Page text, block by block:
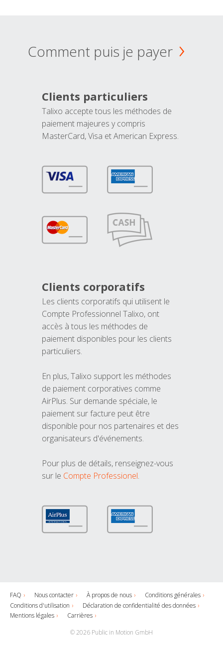
Comment puis je payer
Clients particuliers
Talixo accepte tous les méthodes de
paiement majeures y compris
MasterCard, Visa et American Express.
Clients corporatifs
Les clients corporatifs qui utilisent le
Compte Professionnel Talixo, ont
accès à tous les méthodes de
paiement disponibles pour les clients
particuliers.
En plus, Talixo support les méthodes
de paiement corporatives comme
AirPlus. Sur demande spéciale, le
paiement sur facture peut être
disponible pour nos partenaires et des
organisateurs d'événements.
Pour plus de détails, renseignez-vous
sur le Compte Professionel.
FAQ Nous contacter À propos de nous
Conditions générales
Conditions d'utilisation
Déclaration de confidentialité des données
Mentions légales
Carrières
© 2026 Public in Motion GmbH